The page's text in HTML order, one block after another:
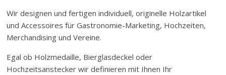
Wir designen und fertigen individuell, originelle Holzartikel
und Accessoires für Gastronomie-Marketing, Hochzeiten,
Merchandising und Vereine.
Egal ob Holzmedaille, Bierglasdeckel oder
Hochzeitsanstecker wir definieren mit Ihnen Ihr